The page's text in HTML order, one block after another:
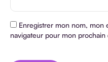
Enregistrer mon nom, mon
navigateur pour mon prochain